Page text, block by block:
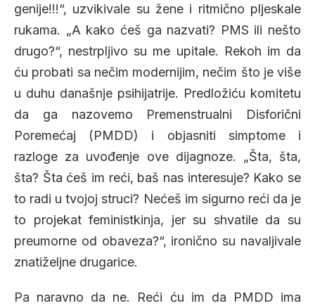
genije!!!“, uzvikivale su žene i ritmično pljeskale
rukama. „A kako ćeš ga nazvati? PMS ili nešto
drugo?“, nestrpljivo su me upitale. Rekoh im da
ću probati sa nečim modernijim, nečim što je više
u duhu današnje psihijatrije. Predložiću komitetu
da ga nazovemo Premenstrualni Disforični
Poremećaj (PMDD) i objasniti simptome i
razloge za uvođenje ove dijagnoze. „Šta, šta,
šta? Šta ćeš im reći, baš nas interesuje? Kako se
to radi u tvojoj struci? Nećeš im sigurno reći da je
to projekat feministkinja, jer su shvatile da su
preumorne od obaveza?“, ironično su navaljivale
znatiželjne drugarice.
Pa naravno da ne. Reći ću im da PMDD ima